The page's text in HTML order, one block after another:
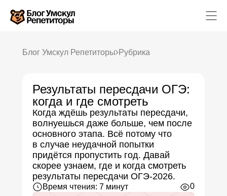
Математика
Русский язык
Обществознание
Химия
Физика
Английский язык
География
Информатика
Литература
История
Биология
Блог Умскул Репетиторы Рубрика
Результаты пересдачи ОГЭ:
когда и где смотреть
Когда ждёшь результаты пересдачи,
волнуешься даже больше, чем после
основного этапа. Всё потому что
в случае неудачной попытки
придётся пропустить год. Давай
скорее узнаем, где и когда смотреть
результаты пересдачи ОГЭ-2026.
Время чтения: 7 минут 0